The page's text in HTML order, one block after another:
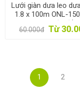
Lưới giàn dưa leo
1.8 x 100m ONL-
làm giàn mướp
qua. Lưới làm giàn
60.000đ Từ
1 2